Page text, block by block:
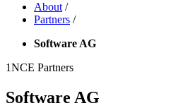
About /
Partners /
Software AG
1NCE Partners
Software AG